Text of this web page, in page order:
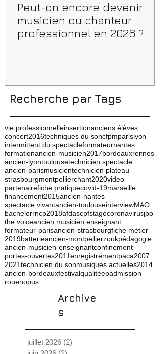
Peut-on encore devenir
musicien ou chanteur
professionnel en 2026 ?
Recherche par Tags
vie professionnelleinsertionanciens élèves
concert2016techniques du soncfpmparislyon
intermittent du spectacleformateurnantes
formationancien-musicien2017bordeauxrennes
ancien-lyontoulousetechnicien spectacle
ancien-parismusicientechnicien plateau
strasbourgmontpellierchant2020video
partenairefiche pratiquecovid-19marseille
financement2015ancien-nantes
spectacle vivantancien-toulouseinterviewMAO
bachelorrncp2018afdascpfstagecoronavirusjpo
the voiceancien musicien enseignant
formateur-parisancien-strasbourgfiche métier
2019batterieancien-montpellierzoukpédagogie
ancien-musicien-enseignantconfinement
portes-ouvertes2011enregistrementpaca2007
2021technicien du sonmusiques actuelles2014
ancien-bordeauxfestivalqualitéepadmission
rouenopus
Archive
s
juillet 2026 (2)